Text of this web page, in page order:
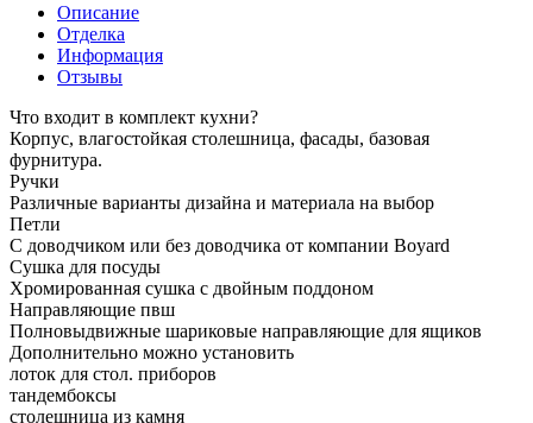
Описание
Отделка
Информация
Отзывы
Что входит в комплект кухни?
Корпус, влагостойкая столешница, фасады, базовая
фурнитура.
Ручки
Различные варианты дизайна и материала на выбор
Петли
С доводчиком или без доводчика от компании Boyard
Сушка для посуды
Хромированная сушка с двойным поддоном
Направляющие пвш
Полновыдвижные шариковые направляющие для ящиков
Дополнительно можно установить
лоток для стол. приборов
тандембоксы
столешница из камня